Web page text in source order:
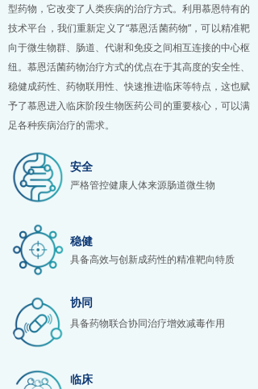
型药物，它改变了人类疾病的治疗方式。利用慕恩特有的
技术平台，我们重新定义了“慕恩活菌药物”，可以精准靶
向于微生物群、肠道、代谢和免疫之间相互连接的中心枢
纽。慕恩活菌药物治疗方式的优点在于其高度的安全性、
稳健成药性、药物联用性、快速推进临床等特点，这也赋
予了慕恩进入临床阶段生物医药公司的重要核心，可以满
足各种疾病治疗的需求。
安全
严格管控健康人体来源肠道微生物
稳健
具备高效与创新成药性的精准靶向特质
协同
具备药物联合协同治疗增效减毒作用
临床